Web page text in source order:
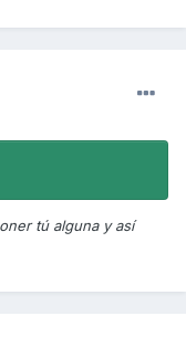
tú alguna y así